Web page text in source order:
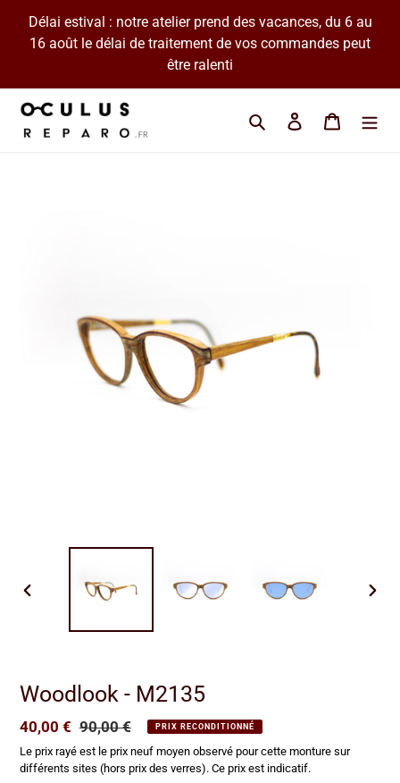
contenu
Délai estival : notre atelier prend des vacances, du 6 au
16 août le délai de traitement de vos commandes peut
être ralenti
Cherchez une
Se connecter
Panier
Woodlook - M2135
Prix
réduit
40,00 € Prix
normal
90,00 € PRIX RECONDITIONNÉ
Le prix rayé est le prix neuf moyen observé pour cette monture sur
différents sites (hors prix des verres). Ce prix est indicatif.